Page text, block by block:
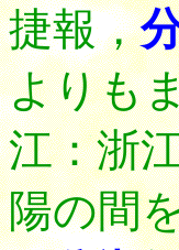
捷報，
よりも
江：浙
陽の間